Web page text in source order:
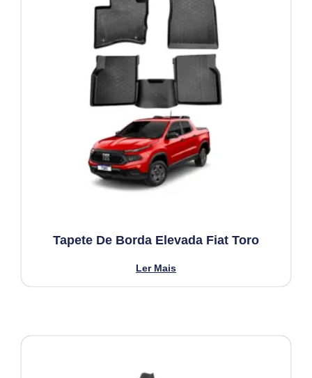
Tapete De Borda Elevada Fiat Toro
Ler Mais